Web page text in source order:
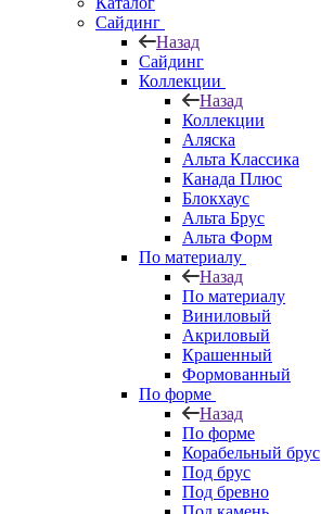
Сайдинг
Назад
Сайдинг
Коллекции
Назад
Коллекции
Аляска
Альта Классика
Канада Плюс
Блокхаус
Альта Брус
Альта Форм
По материалу
Назад
По материалу
Виниловый
Акриловый
Крашенный
Формованный
По форме
Назад
По форме
Корабельный брус
Под брус
Под бревно